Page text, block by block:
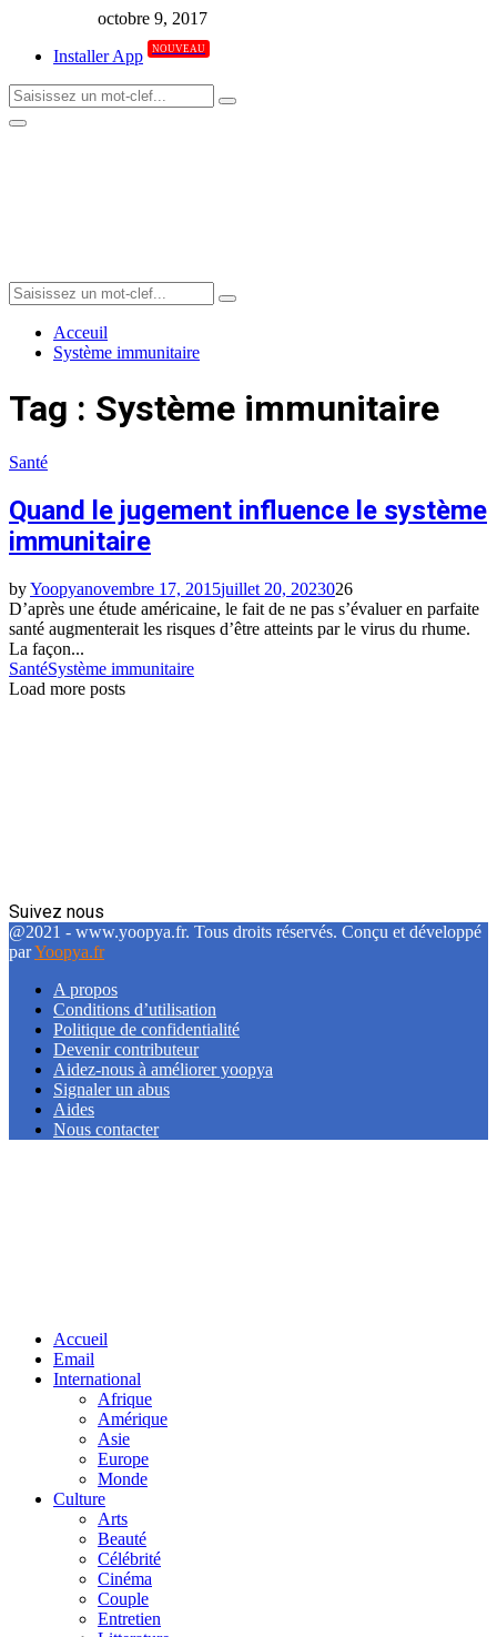
octobre 9, 2017
Installer App
NOUVEAU
Search
for:
Search
Primary
Search
for:
Search
Acceuil
Système immunitaire
Tag : Système immunitaire
Santé
Quand le jugement influence le système
immunitaire
byYoopyanovembre 17, 2015juillet 20, 2023026
D’après une étude américaine, le fait de ne pas s’évaluer en parfaite
santé augmenterait les risques d’être atteints par le virus du rhume.
La façon...
SantéSystème immunitaire
Load more posts
Suivez nous
Facebook
Twitter
Linkedin
@2021 - www.yoopya.fr. Tous droits réservés. Conçu et développé
parYoopya.fr
A propos
Conditions d’utilisation
Politique de confidentialité
Devenir contributeur
Aidez-nous à améliorer yoopya
Signaler un abus
Aides
Nous contacter
Accueil
Email
International
Afrique
Amérique
Asie
Europe
Monde
Culture
Arts
Beauté
Célébrité
Cinéma
Couple
Entretien